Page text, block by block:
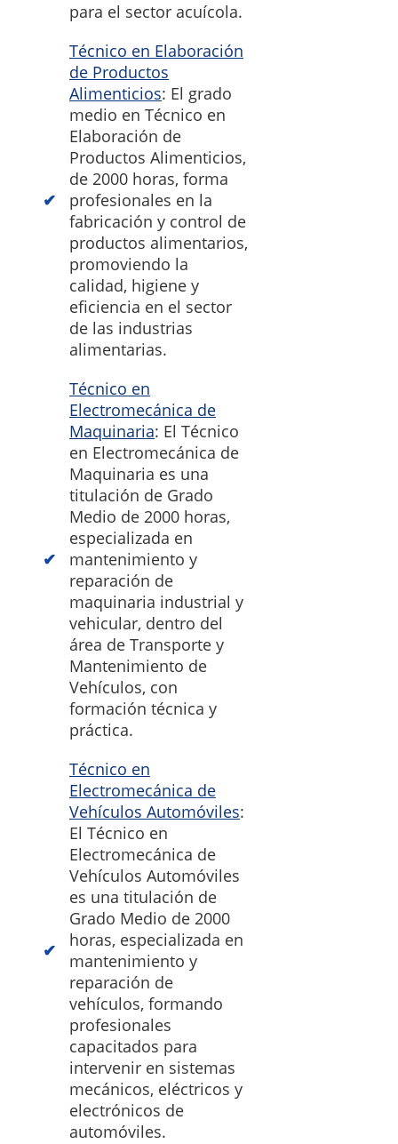
para el sector acuícola.
Técnico en Elaboración
de Productos
Alimenticios: El grado
medio en Técnico en
Elaboración de
Productos Alimenticios,
de 2000 horas, forma
profesionales en la
fabricación y control de
productos alimentarios,
promoviendo la
calidad, higiene y
eficiencia en el sector
de las industrias
alimentarias.
Técnico en
Electromecánica de
Maquinaria: El Técnico
en Electromecánica de
Maquinaria es una
titulación de Grado
Medio de 2000 horas,
especializada en
mantenimiento y
reparación de
maquinaria industrial y
vehicular, dentro del
área de Transporte y
Mantenimiento de
Vehículos, con
formación técnica y
práctica.
Técnico en
Electromecánica de
Vehículos Automóviles:
El Técnico en
Electromecánica de
Vehículos Automóviles
es una titulación de
Grado Medio de 2000
horas, especializada en
mantenimiento y
reparación de
vehículos, formando
profesionales
capacitados para
intervenir en sistemas
mecánicos, eléctricos y
electrónicos de
automóviles.